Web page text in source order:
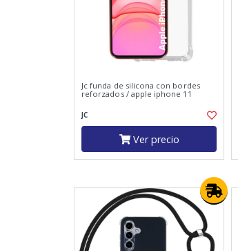
Jc funda de silicona con bordes
reforzados / apple iphone 11
JC
Ver precio